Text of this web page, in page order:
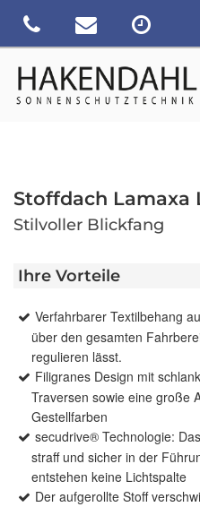
Stoffdach Lamaxa
Stilvoller Blickfang
Ihre Vorteile
Verfahrbarer Textilbehang
über den gesamten
regulieren lässt.
Filigranes Design mit
Traversen sowie eine große
Gestellfarben
secudrive® Technologie:
straff und sicher in der
entstehen keine Lichtspalte
Der aufgerollte Stoff